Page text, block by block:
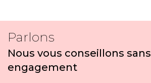
Parlons
Nous vous conseillons sans
engagement